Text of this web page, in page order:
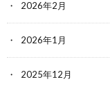
2026年2月
2026年1月
2025年12月